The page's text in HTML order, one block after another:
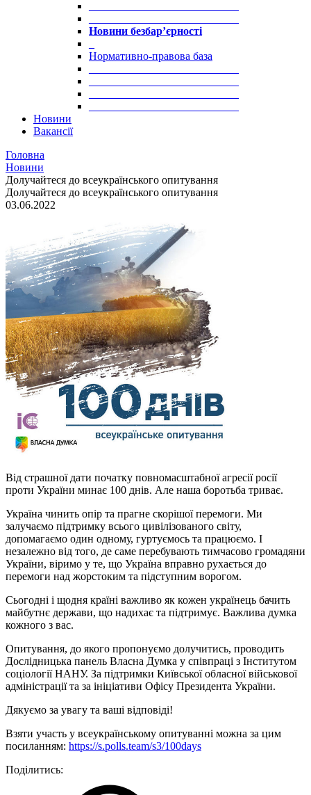
Новини безбар’єрності
Нормативно-правова база
Новини
Вакансії
Головна
Новини
Долучайтеся до всеукраїнського опитування
Долучайтеся до всеукраїнського опитування
03.06.2022
Від страшної дати початку повномасштабної агресії росії
проти України минає 100 днів. Але наша боротьба триває.
Україна чинить опір та прагне скорішої перемоги. Ми
залучаємо підтримку всього цивілізованого світу,
допомагаємо один одному, гуртуємось та працюємо. І
незалежно від того, де саме перебувають тимчасово громадяни
України, віримо у те, що Україна вправно рухається до
перемоги над жорстоким та підступним ворогом.
Сьогодні і щодня країні важливо як кожен українець бачить
майбутнє держави, що надихає та підтримує. Важлива думка
кожного з вас.
Опитування, до якого пропонуємо долучитись, проводить
Дослідницька панель Власна Думка у співпраці з Інститутом
соціології НАНУ. За підтримки Київської обласної військової
адміністрації та за ініціативи Офісу Президента України.
Дякуємо за увагу та ваші відповіді!
Взяти участь у всеукраїнському опитуванні можна за цим
посиланням: https://s.polls.team/s3/100days
Поділитись: